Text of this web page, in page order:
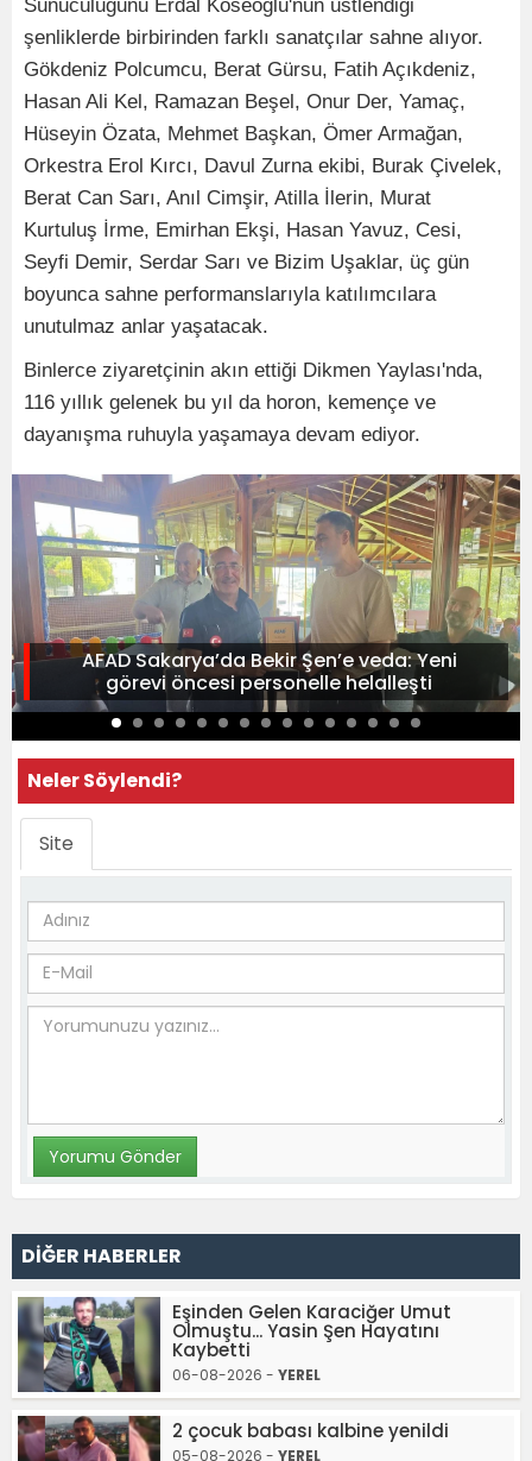
Sunuculuğunu Erdal Köseoğlu'nun üstlendiği
şenliklerde birbirinden farklı sanatçılar sahne alıyor.
Gökdeniz Polcumcu, Berat Gürsu, Fatih Açıkdeniz,
Hasan Ali Kel, Ramazan Beşel, Onur Der, Yamaç,
Hüseyin Özata, Mehmet Başkan, Ömer Armağan,
Orkestra Erol Kırcı, Davul Zurna ekibi, Burak Çivelek,
Berat Can Sarı, Anıl Cimşir, Atilla İlerin, Murat
Kurtuluş İrme, Emirhan Ekşi, Hasan Yavuz, Cesi,
Seyfi Demir, Serdar Sarı ve Bizim Uşaklar, üç gün
boyunca sahne performanslarıyla katılımcılara
unutulmaz anlar yaşatacak.
Binlerce ziyaretçinin akın ettiği Dikmen Yaylası'nda,
116 yıllık gelenek bu yıl da horon, kemençe ve
dayanışma ruhuyla yaşamaya devam ediyor.
AFAD Sakarya’da Bekir Şen’e veda: Yeni
görevi öncesi personelle helalleşti
Neler Söylendi?
Site
DİĞER HABERLER
Eşinden Gelen Karaciğer Umut
Olmuştu... Yasin Şen Hayatını
Kaybetti
06-08-2026 - YEREL
2 çocuk babası kalbine yenildi
05-08-2026 - YEREL